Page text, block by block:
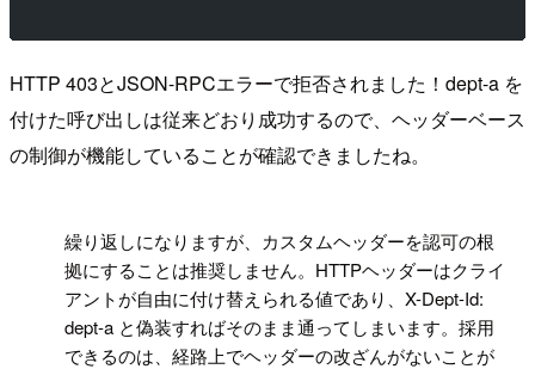
HTTP 403とJSON-RPCエラーで拒否されました！dept-a を
付けた呼び出しは従来どおり成功するので、ヘッダーベース
の制御が機能していることが確認できましたね。
繰り返しになりますが、カスタムヘッダーを認可の根
拠にすることは推奨しません。HTTPヘッダーはクライ
アントが自由に付け替えられる値であり、X-Dept-Id:
dept-a と偽装すればそのまま通ってしまいます。採用
できるのは、経路上でヘッダーの改ざんがないことが